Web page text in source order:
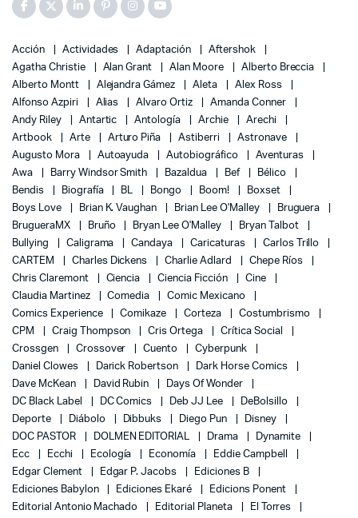
Acción Actividades Adaptación
Aftershok
Agatha Christie
Alan Grant Alan Moore
Alberto Breccia
Alberto Montt
Alejandra Gámez Aleta
Alex Ross
Alfonso Azpiri
Alias Alvaro Ortiz
Amanda Conner
Andy Riley
Antartic Antología Archie
Arechi
Artbook
Arte Arturo Piña Astiberri
Astronave
Augusto Mora
Autoayuda Autobiográfico
Aventuras
Awa
Barry Windsor Smith Bazaldua Bef
Bélico
Bendis
Biografía BL Bongo Boom!
Boxset
Boys Love
Brian K. Vaughan Brian Lee O'Malley
Bruguera
BrugueraMX
Bruño Bryan Lee O'Malley
Bryan Talbot
Bullying
Caligrama Candaya Caricaturas
Carlos Trillo
CARTEM
Charles Dickens Charlie Adlard
Chepe Ríos
Chris Claremont
Ciencia Ciencia Ficción
Cine
Claudia Martinez
Comedia
Comic Mexicano
Comics Experience
Comikaze Corteza
Costumbrismo
CPM
Craig Thompson Cris Ortega
Crítica Social
Crossgen
Crossover Cuento
Cyberpunk
Daniel Clowes
Darick Robertson
Dark Horse Comics
Dave McKean
David Rubin
Days Of Wonder
DC Black Label
DC Comics Deb JJ Lee
DeBolsillo
Deporte
Diábolo Dibbuks Diego Pun
Disney
DOC PASTOR
DOLMEN EDITORIAL Drama
Dynamite
Ecc
Ecchi Ecología Economía
Eddie Campbell
Edgar Clement
Edgar P. Jacobs
Ediciones B
Ediciones Babylon
Ediciones Ekaré
Edicions Ponent
Editorial Antonio Machado
Editorial Planeta
El Torres